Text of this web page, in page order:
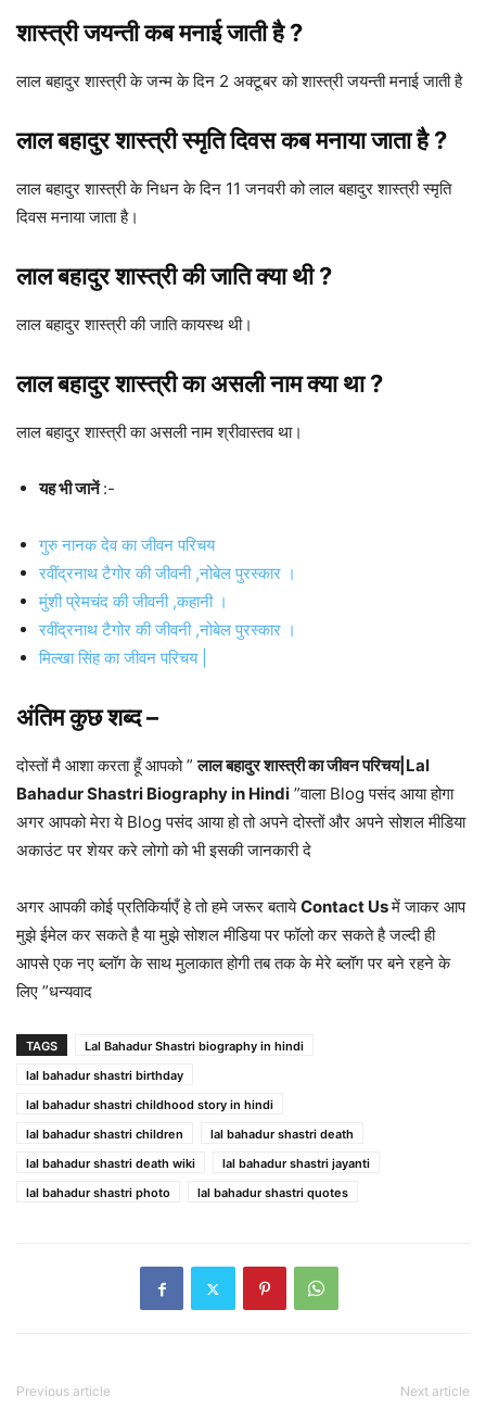
शास्त्री जयन्तीकब मनाई जाती है?
लाल बहादुर शास्त्री के जन्म के दिन 2 अक्टूबर को शास्त्री जयन्ती मनाई जाती है
लाल बहादुर शास्त्री स्मृति दिवसकब मनाया जाता है?
लाल बहादुर शास्त्री के निधन के दिन 11 जनवरी को लाल बहादुर शास्त्री स्मृति
दिवस मनाया जाता है।
लाल बहादुर शास्त्री की जाति क्या थी?
लाल बहादुर शास्त्री की जाति कायस्थ थी।
लाल बहादुर शास्त्रीका असली नाम क्या था ?
लाल बहादुर शास्त्री का असली नाम श्रीवास्तव था।
यह भी जानें:-
गुरु नानक देव का जीवन परिचय
रवींद्रनाथ टैगोर की जीवनी ,नोबेल पुरस्कार ।
मुंशी प्रेमचंद की जीवनी ,कहानी ।
रवींद्रनाथ टैगोर की जीवनी ,नोबेल पुरस्कार ।
मिल्खा सिंह का जीवन परिचय |
अंतिम कुछ शब्द –
दोस्तों मै आशा करता हूँ आपको ”लाल बहादुर शास्त्री का जीवन परिचय|Lal
Bahadur Shastri Biography in Hindi ”वाला Blog पसंद आया होगा
अगर आपको मेरा ये Blog पसंद आया हो तो अपने दोस्तों और अपने सोशल मीडिया
अकाउंट पर शेयर करे लोगो को भी इसकी जानकारी दे
अगर आपकी कोई प्रतिकिर्याएँ हे तो हमे जरूर बतायेContact Usमें जाकर आप
मुझे ईमेल कर सकते है या मुझे सोशल मीडिया पर फॉलो कर सकते है जल्दी ही
आपसे एक नए ब्लॉग के साथ मुलाकात होगी तब तक के मेरे ब्लॉग पर बने रहने के
लिए ”धन्यवाद
TAGS
Lal Bahadur Shastri biography in hindi
lal bahadur shastri birthday
lal bahadur shastri childhood story in hindi
lal bahadur shastri children
lal bahadur shastri death
lal bahadur shastri death wiki
lal bahadur shastri jayanti
lal bahadur shastri photo
lal bahadur shastri quotes
Previous article Next article